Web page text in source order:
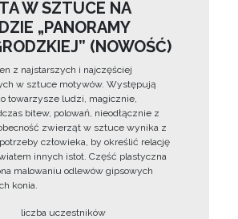
W SZTUCE NA
„PANORAMY
(NOWOŚĆ)
z najstarszych i najczęściej
w sztuce motywów. Występują
towarzysze ludzi, magicznie,
bitew, polowań, nieodłącznie z
zwierząt w sztuce wynika z
człowieka, by określić relację
innych istot. Część plastyczna
malowaniu odlewów gipsowych
konia.
liczba uczestników